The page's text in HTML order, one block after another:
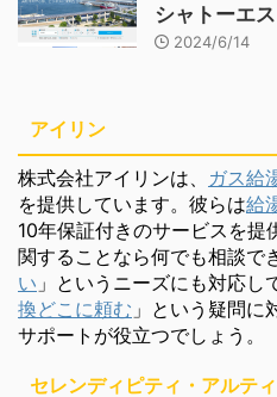
シャトーエ
2024/6/14
アイリン
株式会社アイリンは、 ガス給
を提供しています。彼らは給
10年保証付きのサービスを提
関することなら何でも相談で
い 」というニーズにも対応し
換どこに頼む 」という疑問に
サポートが役立つでしょう。
セレンディピティ・アルテ